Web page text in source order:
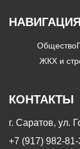
НАВИГАЦИЯ
Общество
ЖКХ и
КОНТАКТЫ
г. Саратов, ул.
+7 (917) 982-81-